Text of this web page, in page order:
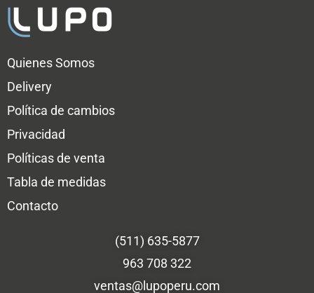
Quienes Somos
Delivery
Política de cambios
Privacidad
Políticas de venta
Tabla de medidas
Contacto
(511) 635-5877
963 708 322
ventas@lupoperu.com